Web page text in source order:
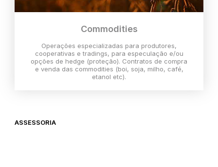
Commodities
Operações especializadas para produtores,
cooperativas e tradings, para especulação e/ou
opções de hedge (proteção). Contratos de compra
e venda das commodities (boi, soja, milho, café,
etanol etc).
ASSESSORIA